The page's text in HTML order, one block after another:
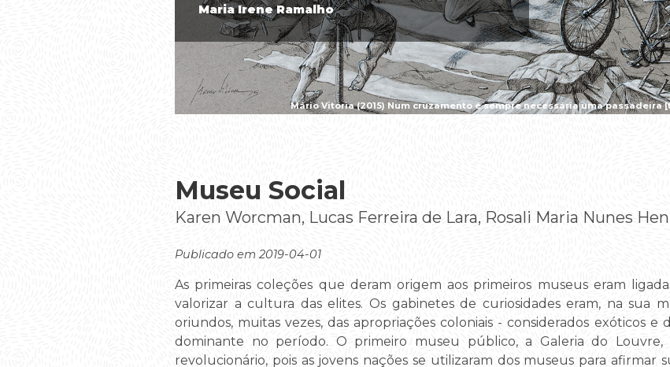
Mário Vitória (2015) Num cruzamento é sempre necessária uma
Maria Irene Ramalho
Museu Social
Karen Worcman, Lucas Ferreira de Lara, Rosali Maria Nunes
Publicado em 2019-04-01
As primeiras coleções que deram origem aos primeiros museus eram
valorizar a cultura das elites. Os gabinetes de curiosidades eram, na sua
oriundos, muitas vezes, das apropriações coloniais - considerados exóticos e
dominante no período. O primeiro museu público, a Galeria do
revolucionário, pois as jovens nações se utilizaram dos museus para afirmar